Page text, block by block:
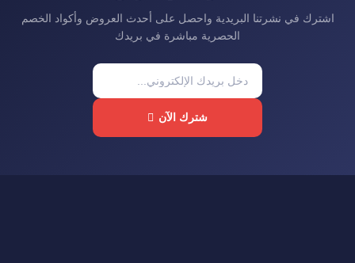
اشترك في نشرتنا البريدية واحصل على أحدث العروض وأكواد الخصم
الحصرية مباشرة في بريدك
شترك الآن